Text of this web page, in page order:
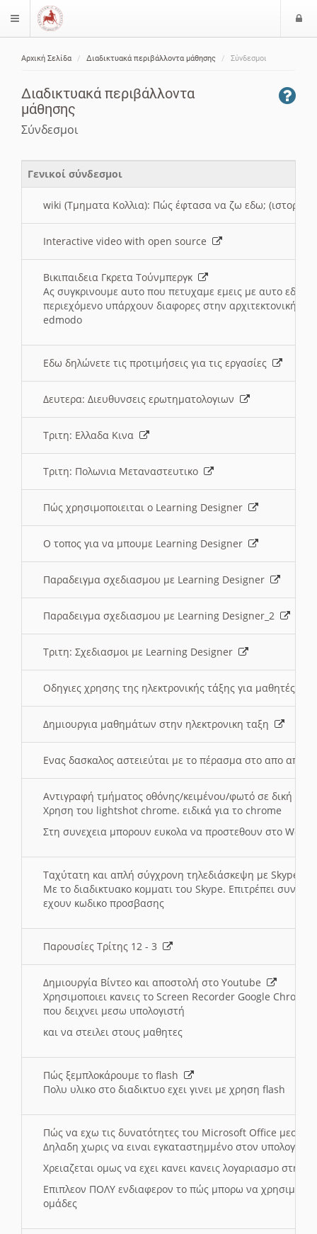
$langMenu
Αρχική Σελίδα Διαδικτυακά περιβάλλοντα μάθησης Σύνδεσμοι
Διαδικτυακά περιβάλλοντα
μάθησης
Σύνδεσμοι
Γενικοί σύνδεσμοι
wiki (Τμηματα Κολλια): Πώς έφτασα να ζω εδω; (ιστορια)
Interactive video with open source
Βικιπαιδεια Γκρετα Τούνμπεργκ
Ας συγκρινουμε αυτο που πετυχαμε εμεις με αυτο εδω
περιεχόμενο υπάρχουν διαφορες στην αρχιτεκτονική
edmodo
Εδω δηλώνετε τις προτιμήσεις για τις εργασίες
Δευτερα: Διευθυνσεις ερωτηματολογιων
Τριτη: Ελλαδα Κινα
Τριτη: Πολωνια Μεταναστευτικο
Πώς χρησιμοποιειται ο Learning Designer
O τοπος για να μπουμε Learning Designer
Παραδειγμα σχεδιασμου με Learning Designer
Παραδειγμα σχεδιασμου με Learning Designer_2
Τριτη: Σχεδιασμοι με Learning Designer
Οδηγιες χρησης της ηλεκτρονικής τάξης για μαθητές
Δημιουργια μαθημάτων στην ηλεκτρονικη ταξη
Ενας δασκαλος αστειεύται με το πέρασμα στο απο
Αντιγραφή τμήματος οθόνης/κειμένου/φωτό σε δική
Χρηση του lightshot chrome. ειδικά για το chrome
Στη συνεχεια μπορουν ευκολα να προστεθουν στο Word
Ταχύτατη και απλή σύγχρονη τηλεδιάσκεψη με Skype
Με το διαδικτυακο κομματι του Skype. Επιτρέπει
εχουν κωδικο προσβασης
Παρουσίες Τρίτης 12 - 3
Δημιουργία Βίντεο και αποστολή στο Youtube
Χρησιμοποιει κανεις το Screen Recorder Google Chrome
που δειχνει μεσω υπολογιστή
και να στειλει στους μαθητες
Πώς ξεμπλοκάρουμε το flash
Πολυ υλικο στο διαδικτυο εχει γινει με χρηση flash
Πώς να εχω τις δυνατότητες του Microsoft Office μεσω
Δηλαδη χωρις να ειναι εγκαταστημμένο στον
Χρειαζεται ομως να εχει κανει κανεις λογαριασμο στη
Επιπλεον ΠΟΛΥ ενδιαφερον το πώς μπορω να
ομάδες